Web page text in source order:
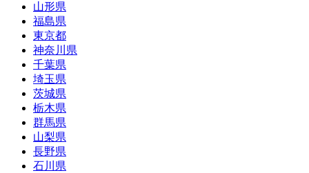
山形県
福島県
東京都
神奈川県
千葉県
埼玉県
茨城県
栃木県
群馬県
山梨県
長野県
石川県